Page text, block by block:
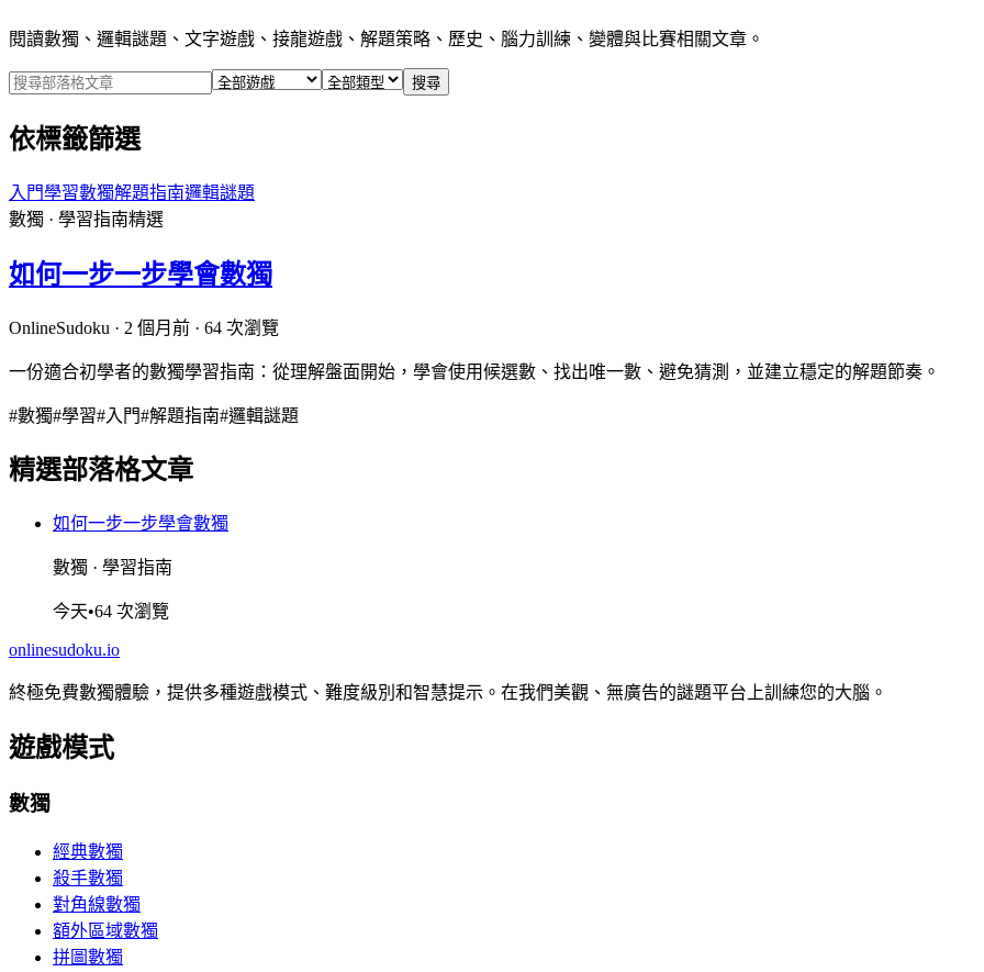
閱讀數獨、邏輯謎題、文字遊戲、接龍遊戲、解題策略、歷史、腦力訓練、變體與比賽相關文章。
搜尋
依標籤篩選
入門學習數獨解題指南邏輯謎題
數獨 · 學習指南精選
如何一步一步學會數獨
OnlineSudoku · 2 個月前 · 64 次瀏覽
一份適合初學者的數獨學習指南：從理解盤面開始，學會使用候選數、找出唯一數、避免猜測，並建立穩定的解題節奏。
#數獨#學習#入門#解題指南#邏輯謎題
精選部落格文章
如何一步一步學會數獨
數獨 · 學習指南
今天•64 次瀏覽
onlinesudoku.io
終極免費數獨體驗，提供多種遊戲模式、難度級別和智慧提示。在我們美觀、無廣告的謎題平台上訓練您的大腦。
遊戲模式
數獨
經典數獨
殺手數獨
對角線數獨
額外區域數獨
拼圖數獨